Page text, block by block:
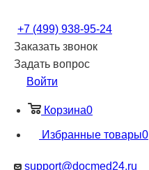
+7 (499) 938-95-24
Заказать звонок
Задать вопрос
Войти
Корзина0
Избранные товары0
support@docmed24.ru